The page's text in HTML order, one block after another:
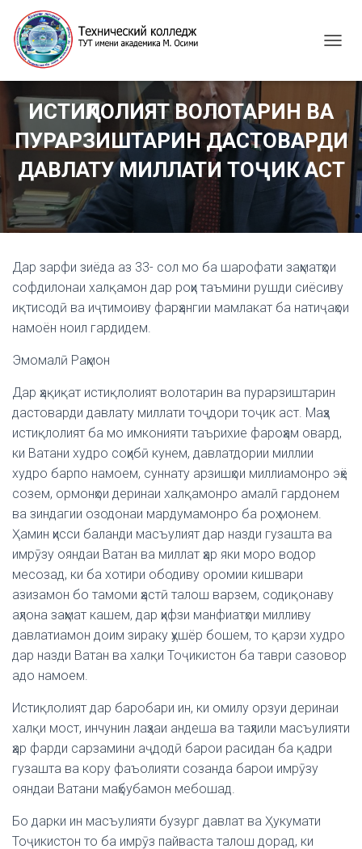
G
L
N
A
V
A
O
N
ИСТИҚЛОЛИЯТ ВОЛОТАРИН ВА
ПУРАРЗИШТАРИН ДАСТОВАРДИ
ДАВЛАТУ МИЛЛАТИ ТОҶИК АСТ
Дар зарфи зиёда аз 33- сол мо ба шарофати заҳматҳои
софдилонаи халқамон дар роҳи таъмини рушди сиёсиву
иқтисодӣ ва иҷтимоиву фарҳангии мамлакат ба натиҷаҳои
намоён ноил гардидем.
Эмомалӣ Раҳмон
Дар ҳақиқат истиқлолият волотарин ва пурарзиштарин
дастоварди давлату миллати тоҷдори тоҷик аст. Маҳз
истиқлолият ба мо имконияти таърихие фароҳам овард,
ки Ватани худро соҳибӣ кунем, давлатдории миллии
худро барпо намоем, суннату арзишҳои миллиамонро эҳё
созем, ормонҳои деринаи халқамонро амалӣ гардонем
ва зиндагии озодонаи мардумамонро ба роҳ монем.
Ҳамин ҳисси баланди масъулият дар назди гузашта ва
имрӯзу ояндаи Ватан ва миллат ҳар яки моро водор
месозад, ки ба хотири ободиву оромии кишвари
азизамон бо тамоми ҳастӣ талош варзем, содиқонаву
аҳлона заҳмат кашем, дар ҳифзи манфиатҳои милливу
давлатиамон доим зираку ҳушёр бошем, то қарзи худро
дар назди Ватан ва халқи Тоҷикистон ба таври сазовор
адо намоем.
Истиқлолият дар баробари ин, ки омилу орзуи деринаи
халқи мост, инчунин лаҳзаи андеша ва таҳлили масъулияти
ҳар фарди сарзамини аҷдодӣ барои расидан ба қадри
гузашта ва кору фаъолияти созанда барои имрӯзу
ояндаи Ватани маҳбубамон мебошад.
Бо дарки ин масъулияти бузург давлат ва Ҳукумати
Тоҷикистон то ба имрӯз пайваста талош дорад, ки